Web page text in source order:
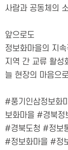
사람과 공동체의
앞으로도
정보화마을의 지
지역 간 교류 활성
늘 현장의 마음으
#풍기인삼정보화
보화마을 #경북정
#경북도청 #정보
#정보화마을 #정